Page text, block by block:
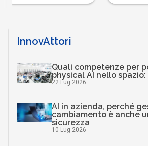
InnovAttori
Quali competenze per
physical AI nello
22 Lug 2026
AI in azienda, perché
cambiamento è anche
sicurezza
10 Lug 2026